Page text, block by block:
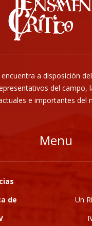
a disposición
del campo,
e importantes del
Menu
de
Un